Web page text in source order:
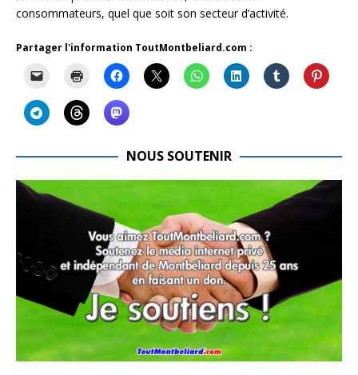
consommateurs, quel que soit son secteur d’activité.
Partager l'information ToutMontbeliard.com :
NOUS SOUTENIR